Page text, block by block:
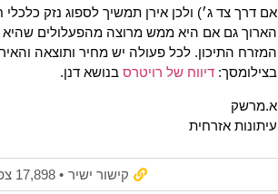
אם דרך צד ג׳) ולכן אירן תמשיך לספוג נזק כלכלי
הארוך גם אם היא ממש מרוצה מהפעלולים שהיא
המזרח התיכון. לכל פעולה יש מחיר ותוצאה
בצילומסך: דיווח של רויטרס בנושא דנן.
א.מרשק
עיתונות אזרחית
קישור ישיר • 17,898 צפיות